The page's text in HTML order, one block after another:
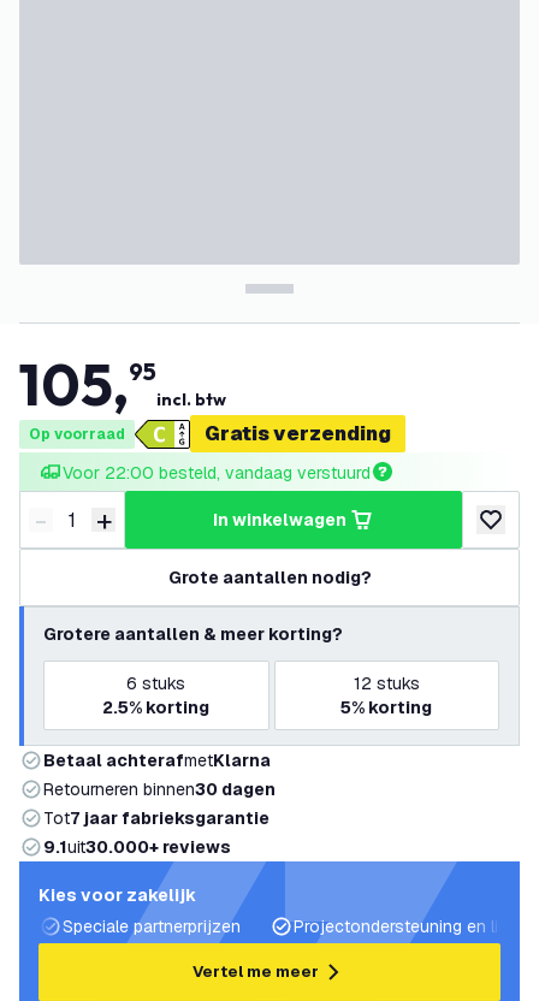
105,95
incl. btw
Op voorraad Gratis verzending
Voor 22:00 besteld, vandaag verstuurd
Verminder hoeveelheid
- Verhoog hoeveelheid
+ in winkelwagen
Grote aantallen nodig?
Grotere aantallen & meer korting?
6 stuks
2.5% korting
12 stuks
5% korting
Betaal achterafmetKlarna
Retourneren binnen30 dagen
Tot7 jaar fabrieksgarantie
9.1uit30.000+ reviews
Kies voor zakelijk
Speciale partnerprijzen
Projectondersteuning en
Vertel me meer